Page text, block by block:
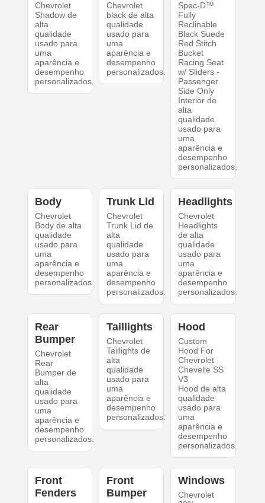
Chevrolet
Shadow de
alta
qualidade
usado para
uma
aparência e
desempenho
personalizados.
Chevrolet
black de alta
qualidade
usado para
uma
aparência e
desempenho
personalizados.
Spec-D™
Fully
Reclinable
Black Suede
Red Stitch
Bucket
Racing Seat
w/ Sliders -
Passenger
Side Only
Interior de
alta
qualidade
usado para
uma
aparência e
desempenho
personalizados.
Body
Chevrolet
Body de alta
qualidade
usado para
uma
aparência e
desempenho
personalizados.
Trunk Lid
Chevrolet
Trunk Lid de
alta
qualidade
usado para
uma
aparência e
desempenho
personalizados.
Headlights
Chevrolet
Headlights
de alta
qualidade
usado para
uma
aparência e
desempenho
personalizados.
Rear
Bumper
Chevrolet
Rear
Bumper de
alta
qualidade
usado para
uma
aparência e
desempenho
personalizados.
Taillights
Chevrolet
Taillights de
alta
qualidade
usado para
uma
aparência e
desempenho
personalizados.
Hood
Custom
Hood For
Chevrolet
Chevelle SS
V3
Hood de alta
qualidade
usado para
uma
aparência e
desempenho
personalizados.
Front
Fenders
Front
Bumper
Windows
Chevrolet